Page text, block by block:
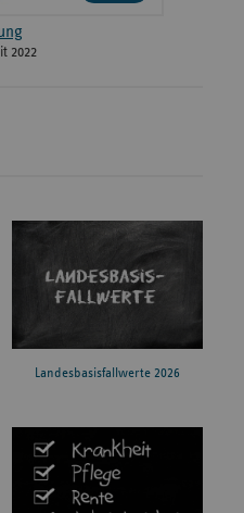
2022
Landesbasisfallwerte 2026